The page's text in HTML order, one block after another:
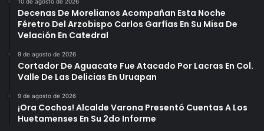
Decenas De Morelianos Acompañan Esta Noche
Féretro Del Arzobispo Carlos Garfías En Su Misa De
Velación En Catedral
9 de agosto de 2026
Cortador De Aguacate Fue Atacado Por Lacras En Col.
Valle De Las Delicias En Uruapan
9 de agosto de 2026
¡Ora Cochos! Alcalde Varona Presentó Cuentas A Los
Huetamenses En Su 2do Informe